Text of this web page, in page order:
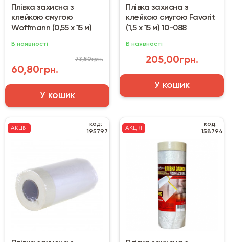
Плівка захисна з
клейкою смугою
Woffmann (0,55 х 15 м)
В наявності
60,80грн.
73,50грн.
У кошик
Плівка захисна з
клейкою смугою Favorit
(1,5 х 15 м) 10-088
В наявності
205,00грн.
У кошик
АКЦІЯ
код:
195797
АКЦІЯ
код:
158794